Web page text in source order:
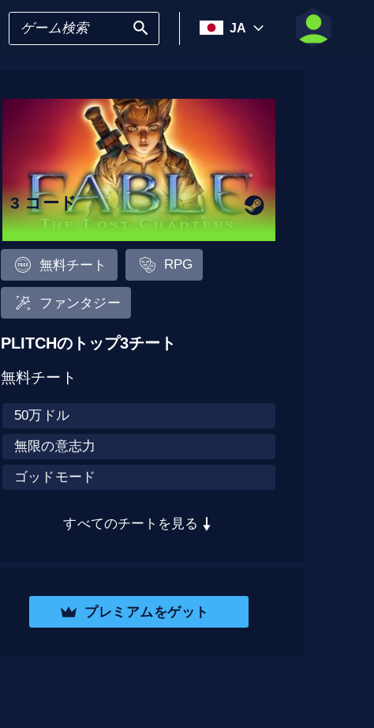
JA
3 コード
無料チート RPG
ファンタジー
PLITCHのトップ3チート
無料チート
50万ドル
無限の意志力
ゴッドモード
すべてのチートを見る
プレミアムをゲット